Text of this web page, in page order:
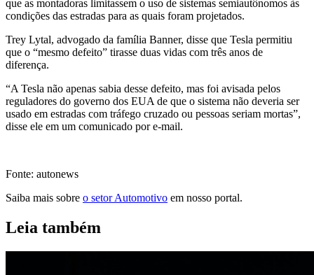
que as montadoras limitassem o uso de sistemas semiautônomos às
condições das estradas para as quais foram projetados.
Trey Lytal, advogado da família Banner, disse que Tesla permitiu
que o “mesmo defeito” tirasse duas vidas com três anos de
diferença.
“A Tesla não apenas sabia desse defeito, mas foi avisada pelos
reguladores do governo dos EUA de que o sistema não deveria ser
usado em estradas com tráfego cruzado ou pessoas seriam mortas”,
disse ele em um comunicado por e-mail.
Fonte: autonews
Saiba mais sobre o setor Automotivo em nosso portal.
Leia também